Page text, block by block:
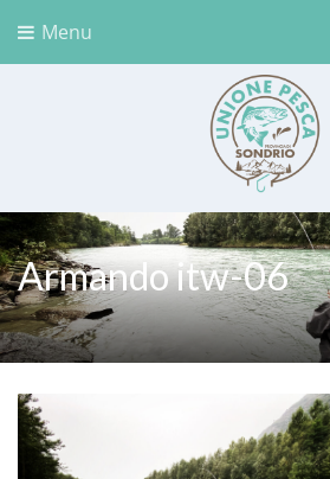
Menu
Unione Pesca Sondrio
Armando itw-06